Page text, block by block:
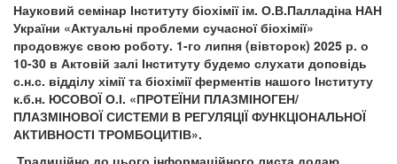
Науковий семінар Інституту біохімії ім. О.В.Палладіна НАН
України «Актуальні проблеми сучасної біохімії»
продовжує свою роботу. 1-го липня (вівторок) 2025 р. о
10-30 в Актовій залі Інституту будемо слухати доповідь
с.н.с. відділу хімії та біохімії ферментів нашого Інституту
к.б.н. ЮСОВОЇ О.І. «ПРОТЕЇНИ ПЛАЗМІНОГЕН/
ПЛАЗМІНОВОЇ СИСТЕМИ В РЕГУЛЯЦІЇ ФУНКЦІОНАЛЬНОЇ
АКТИВНОСТІ ТРОМБОЦИТІВ».